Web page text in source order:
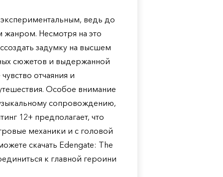
ведь до
жанром. Несмотря на это
задумку на высшем
сюжетов и выдержанной
отчаяния и
Особое внимание
сопровождению,
12+ предполагает, что
механики и с головой
скачать Edengate: The
к главной героини